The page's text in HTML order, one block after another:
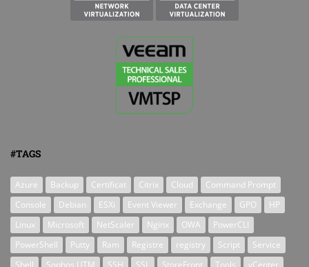
#TAGS
Azure Backup Certificat Citrix Cloud
Command Prompt
Console
Debian ESXi Event Viewer Exchange GPO
HP
Linux
Microsoft NetScaler Nginx OWA
PowerCLI
PowerShell
Putty Ram Registre registry Script
Service